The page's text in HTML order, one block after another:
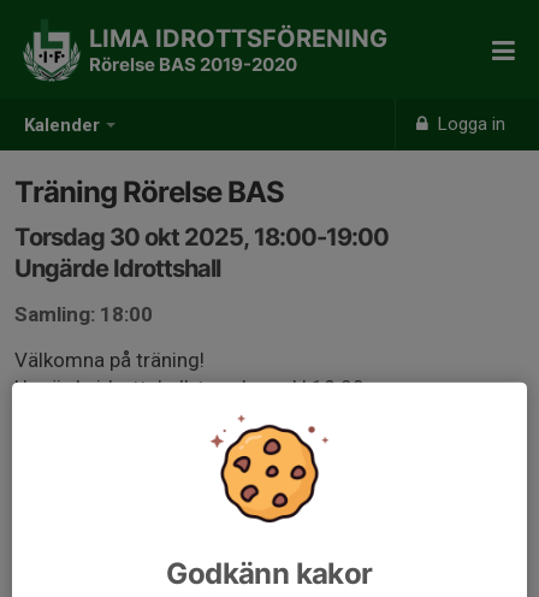
Kalender Logga in
LIMA IDROTTSFÖRENING
Rörelse BAS 2019-2020
Träning Rörelse BAS
Torsdag 30 okt 2025, 18:00-19:00
Ungärde Idrottshall
Samling: 18:00
Välkomna på träning!
Ungärde idrottshall, torsdagar kl 18.00
Vi tränar barfota med uppsatt hår.
Ta gärna med vattenflaska!
Godkänn kakor